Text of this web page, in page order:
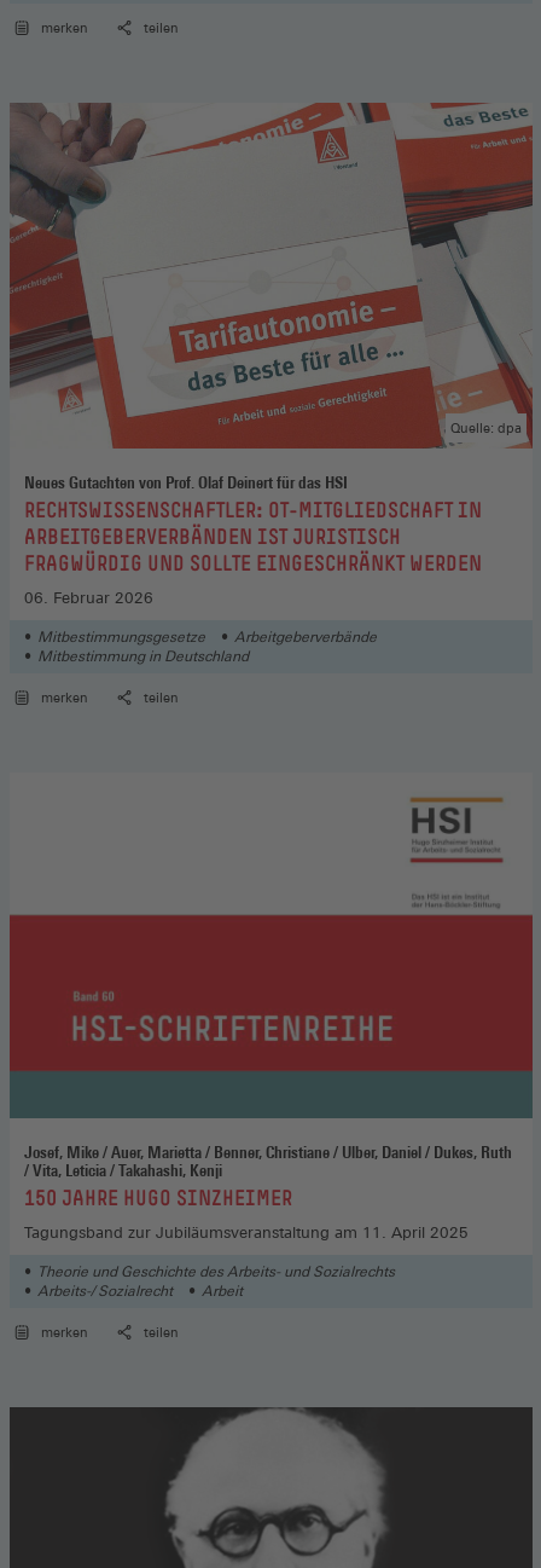
merken teilen
Neues Gutachten von Prof. Olaf Deinert für das HSI
:RECHTSWISSENSCHAFTLER: OT-MITGLIEDSCHAFT IN
ARBEITGEBERVERBÄNDEN IST JURISTISCH
FRAGWÜRDIG UND SOLLTE EINGESCHRÄNKT WERDEN
Quelle: dpa
06. Februar 2026
Mitbestimmungsgesetze
Arbeitgeberverbände
Mitbestimmung in Deutschland
merken teilen
Josef, Mike / Auer, Marietta / Benner, Christiane / Ulber, Daniel / Dukes, Ruth
/ Vita, Leticia / Takahashi, Kenji
:150 JAHRE HUGO SINZHEIMER
Tagungsband zur Jubiläumsveranstaltung am 11. April 2025
Theorie und Geschichte des Arbeits- und Sozialrechts
Arbeits-/ Sozialrecht
Arbeit
merken teilen